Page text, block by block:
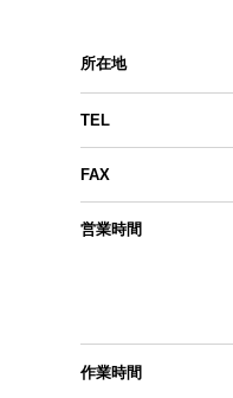
他の店舗を検索す
キーワード
所在地
TEL
FAX
営業時間
作業時間